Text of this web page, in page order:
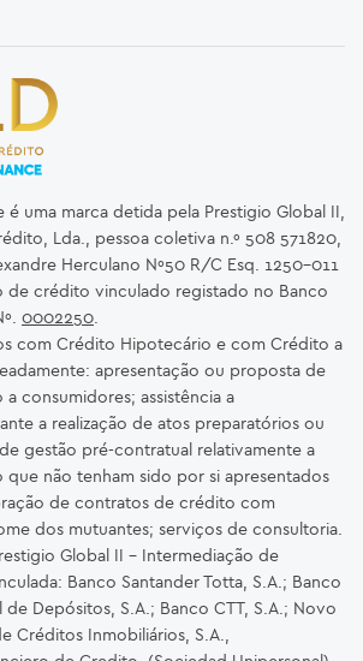
é uma marca detida pela Prestigio Global II,
Lda., pessoa coletiva n.º 508 571820,
Herculano Nº50 R/C Esq. 1250-011
de crédito vinculado registado no Banco
0002250.
com Crédito Hipotecário e com Crédito a
apresentação ou proposta de
consumidores; assistência a
a realização de atos preparatórios ou
gestão pré-contratual relativamente a
não tenham sido por si apresentados
de contratos de crédito com
dos mutuantes; serviços de consultoria.
Global II – Intermediação de
Banco Santander Totta, S.A.; Banco
de Depósitos, S.A.; Banco CTT, S.A.; Novo
Créditos Inmobiliários, S.A.,